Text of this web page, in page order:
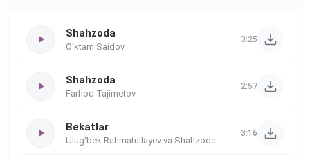
Shahzoda
O'ktam Saidov
3:25
Shahzoda
Farhod Tajimetov
2:57
Bekatlar
Ulug'bek Rahmatullayev va Shahzoda
3:16